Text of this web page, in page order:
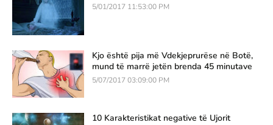
5/01/2017 11:53:00 PM
Kjo është pija më Vdekjeprurëse në Botë,
mund të marrë jetën brenda 45 minutave
5/07/2017 03:09:00 PM
10 Karakteristikat negative të Ujorit